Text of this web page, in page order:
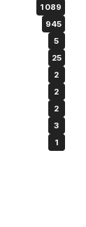
1 089
945
5
25
2
2
2
3
1